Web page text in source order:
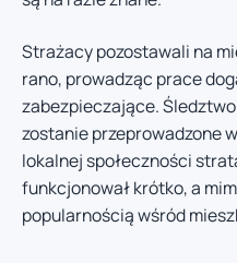
Strażacy pozostawali na
rano, prowadząc prace
zabezpieczające.
zostanie przeprowadzone
lokalnej społeczności
funkcjonował krótko, a
popularnością wśród